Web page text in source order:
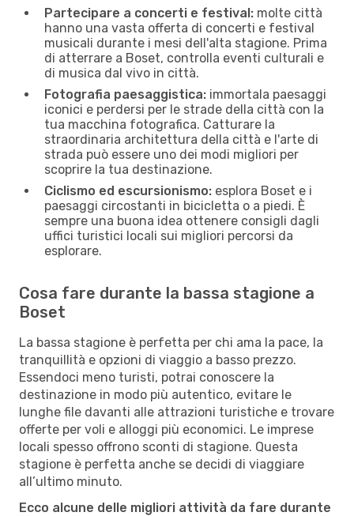
Partecipare a concerti e festival: molte città
hanno una vasta offerta di concerti e festival
musicali durante i mesi dell'alta stagione. Prima
di atterrare a Boset, controlla eventi culturali e
di musica dal vivo in città.
Fotografia paesaggistica: immortala paesaggi
iconici e perdersi per le strade della città con la
tua macchina fotografica. Catturare la
straordinaria architettura della città e l'arte di
strada può essere uno dei modi migliori per
scoprire la tua destinazione.
Ciclismo ed escursionismo: esplora Boset e i
paesaggi circostanti in bicicletta o a piedi. È
sempre una buona idea ottenere consigli dagli
uffici turistici locali sui migliori percorsi da
esplorare.
Cosa fare durante la bassa stagione a
Boset
La bassa stagione è perfetta per chi ama la pace, la
tranquillità e opzioni di viaggio a basso prezzo.
Essendoci meno turisti, potrai conoscere la
destinazione in modo più autentico, evitare le
lunghe file davanti alle attrazioni turistiche e trovare
offerte per voli e alloggi più economici. Le imprese
locali spesso offrono sconti di stagione. Questa
stagione è perfetta anche se decidi di viaggiare
all’ultimo minuto.
Ecco alcune delle migliori attività da fare durante